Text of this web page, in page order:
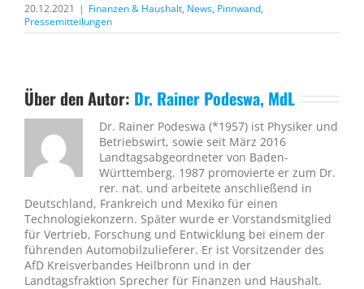
20.12.2021 | Finanzen & Haushalt, News, Pinnwand,
Pressemitteilungen
Über den Autor: Dr. Rainer Podeswa, MdL
Dr. Rainer Podeswa (*1957) ist Physiker und
Betriebswirt, sowie seit März 2016
Landtagsabgeordneter von Baden-
Württemberg. 1987 promovierte er zum Dr.
rer. nat. und arbeitete anschließend in
Deutschland, Frankreich und Mexiko für einen
Technologiekonzern. Später wurde er Vorstandsmitglied
für Vertrieb, Forschung und Entwicklung bei einem der
führenden Automobilzulieferer. Er ist Vorsitzender des
AfD Kreisverbandes Heilbronn und in der
Landtagsfraktion Sprecher für Finanzen und Haushalt.